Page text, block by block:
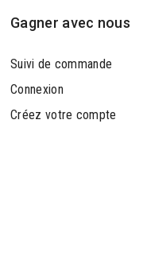
Gagner avec nous
Suivi de commande
Connexion
Créez votre compte